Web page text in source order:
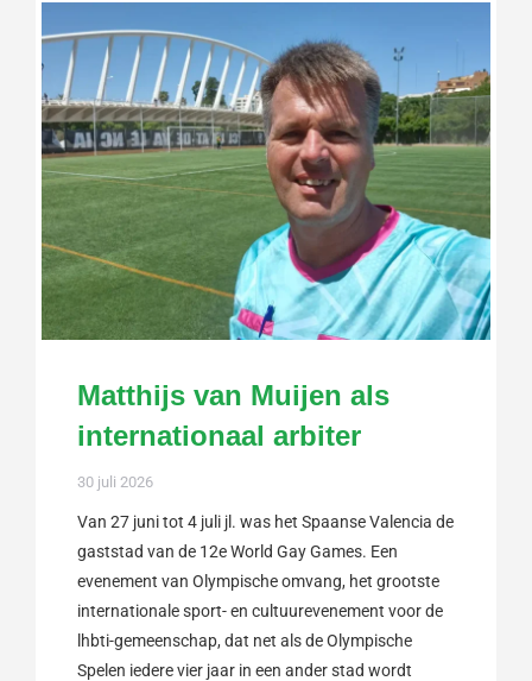
Matthijs van Muijen als
internationaal arbiter
30 juli 2026
Van 27 juni tot 4 juli jl. was het Spaanse Valencia de
gaststad van de 12e World Gay Games. Een
evenement van Olympische omvang, het grootste
internationale sport- en cultuurevenement voor de
lhbti-gemeenschap, dat net als de Olympische
Spelen iedere vier jaar in een ander stad wordt